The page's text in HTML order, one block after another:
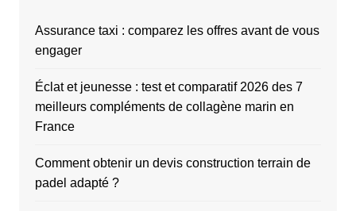
Assurance taxi : comparez les offres avant de vous
engager
Éclat et jeunesse : test et comparatif 2026 des 7
meilleurs compléments de collagène marin en
France
Comment obtenir un devis construction terrain de
padel adapté ?